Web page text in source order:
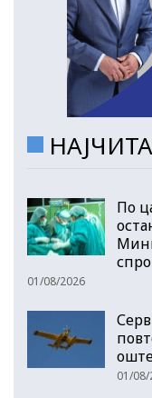
По
01/08/2026
01/